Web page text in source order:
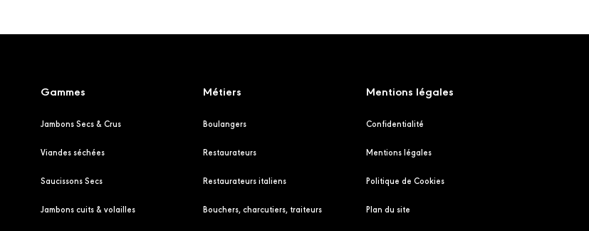
Gammes
Jambons Secs & Crus
Viandes séchées
Saucissons Secs
Jambons cuits & volailles
Métiers
Boulangers
Restaurateurs
Restaurateurs italiens
Bouchers, charcutiers, traiteurs
Mentions légales
Confidentialité
Mentions légales
Politique de Cookies
Plan du site